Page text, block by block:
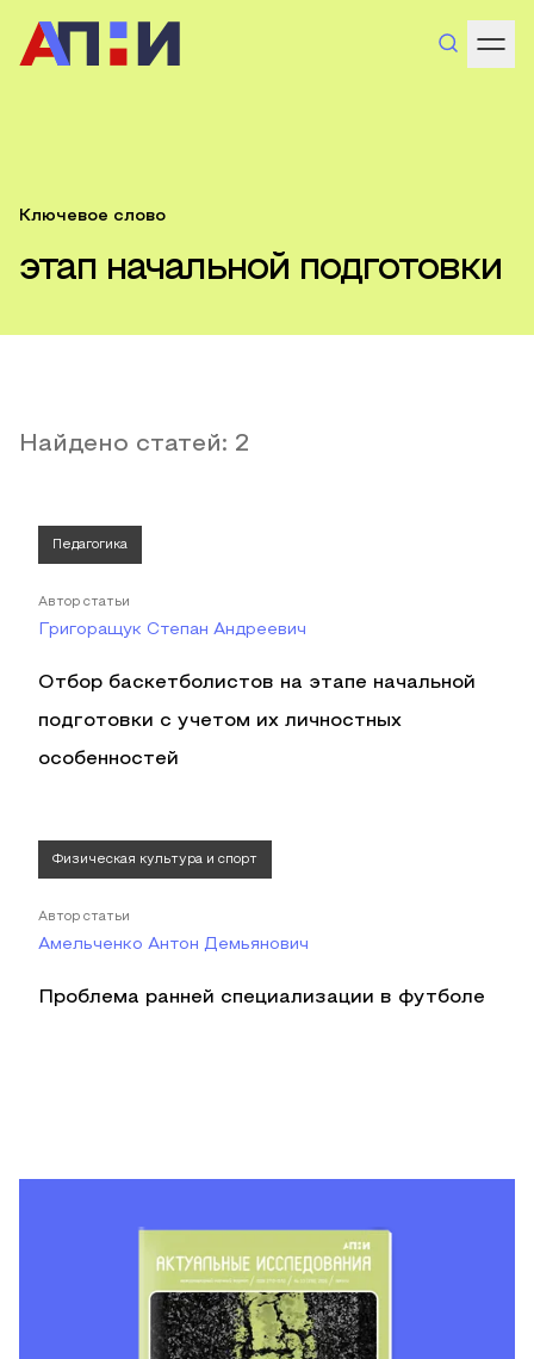
Ключевое слово
этап начальной подготовки
Найдено статей: 2
Педагогика
Автор статьи
Григоращук Степан Андреевич
Отбор баскетболистов на этапе начальной
подготовки с учетом их личностных
особенностей
Физическая культура и спорт
Автор статьи
Амельченко Антон Демьянович
Проблема ранней специализации в футболе